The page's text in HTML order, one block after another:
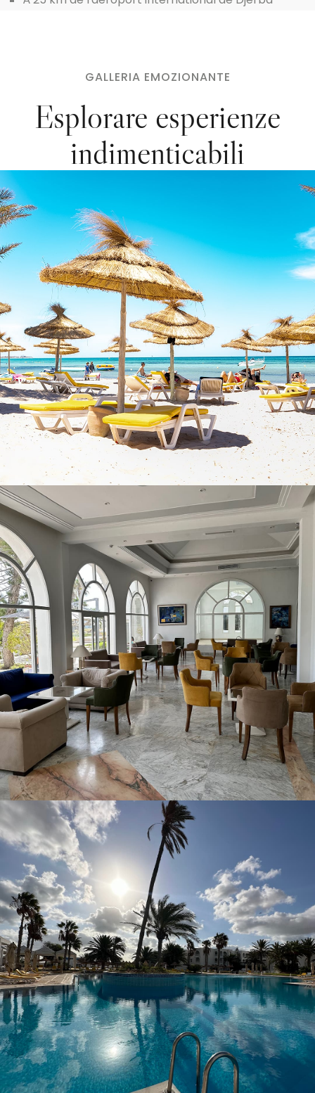
GALLERIA EMOZIONANTE
Esplorare esperienze
indimenticabili